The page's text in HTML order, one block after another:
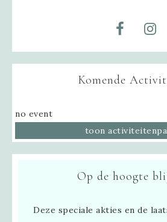
Komende
no event
toon
Op de hoogte
Deze speciale akties en de